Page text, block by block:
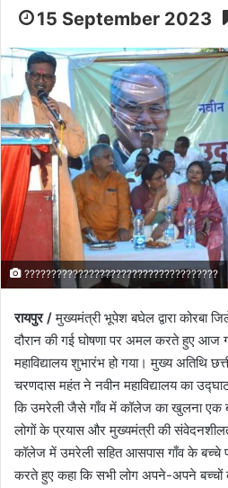
15 September 2023
????????????????????????????????????
रायपुर /मुख्यमंत्री भूपेश बघेल द्वारा कोरबा
दौरान की गई घोषणा पर अमल करते हुए आज
महाविद्यालय शुभारंभ हो गया। मुख्य अतिथि
चरणदास महंत ने नवीन महाविद्यालय का
कि उमरेली जैसे गाँव में कॉलेज का खुलना एक
लोगों के प्रयास और मुख्यमंत्री की
कॉलेज में उमरेली सहित आसपास गाँव के बच्चे
करते हुए कहा कि सभी लोग अपने-अपने